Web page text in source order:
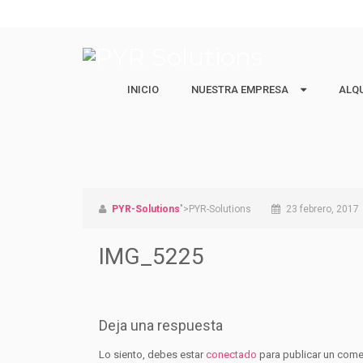
INICIO NUESTRA EMPRESA
NUESTRA EMPRESA
PYR-Solutions">PYR-Solutions 23 febrero, 2017
IMG_5225
Deja una respuesta
Lo siento, debes estarconectado para publicar un